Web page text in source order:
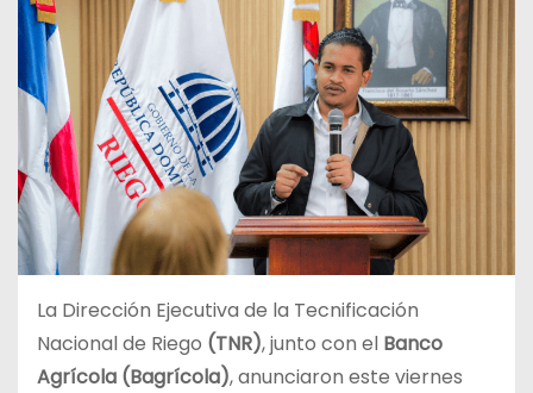
La Dirección Ejecutiva de la Tecnificación
Nacional de Riego (TNR), junto con el Banco
Agrícola (Bagrícola), anunciaron este viernes